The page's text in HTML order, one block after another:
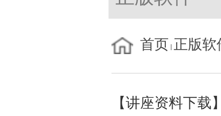
首页 正版软
【讲座资料下载